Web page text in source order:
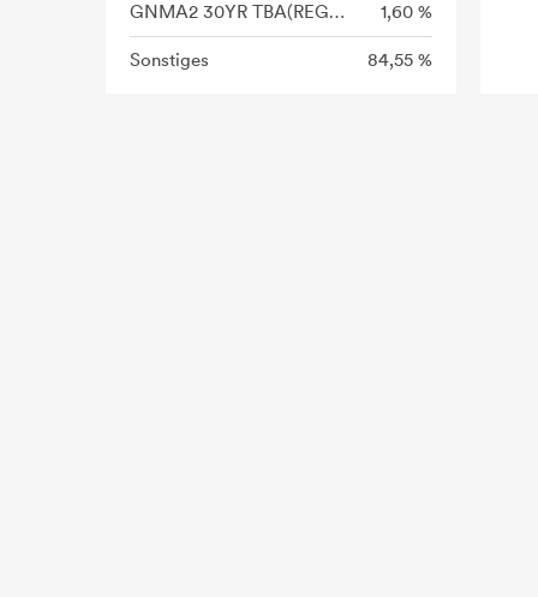
GNMA2 30YR TBA(REG C) 1,60 %
Sonstiges 84,55 %